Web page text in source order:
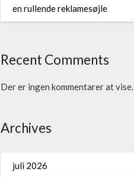
en rullende reklamesøjle
Recent Comments
Der er ingen kommentarer at vise.
Archives
juli 2026